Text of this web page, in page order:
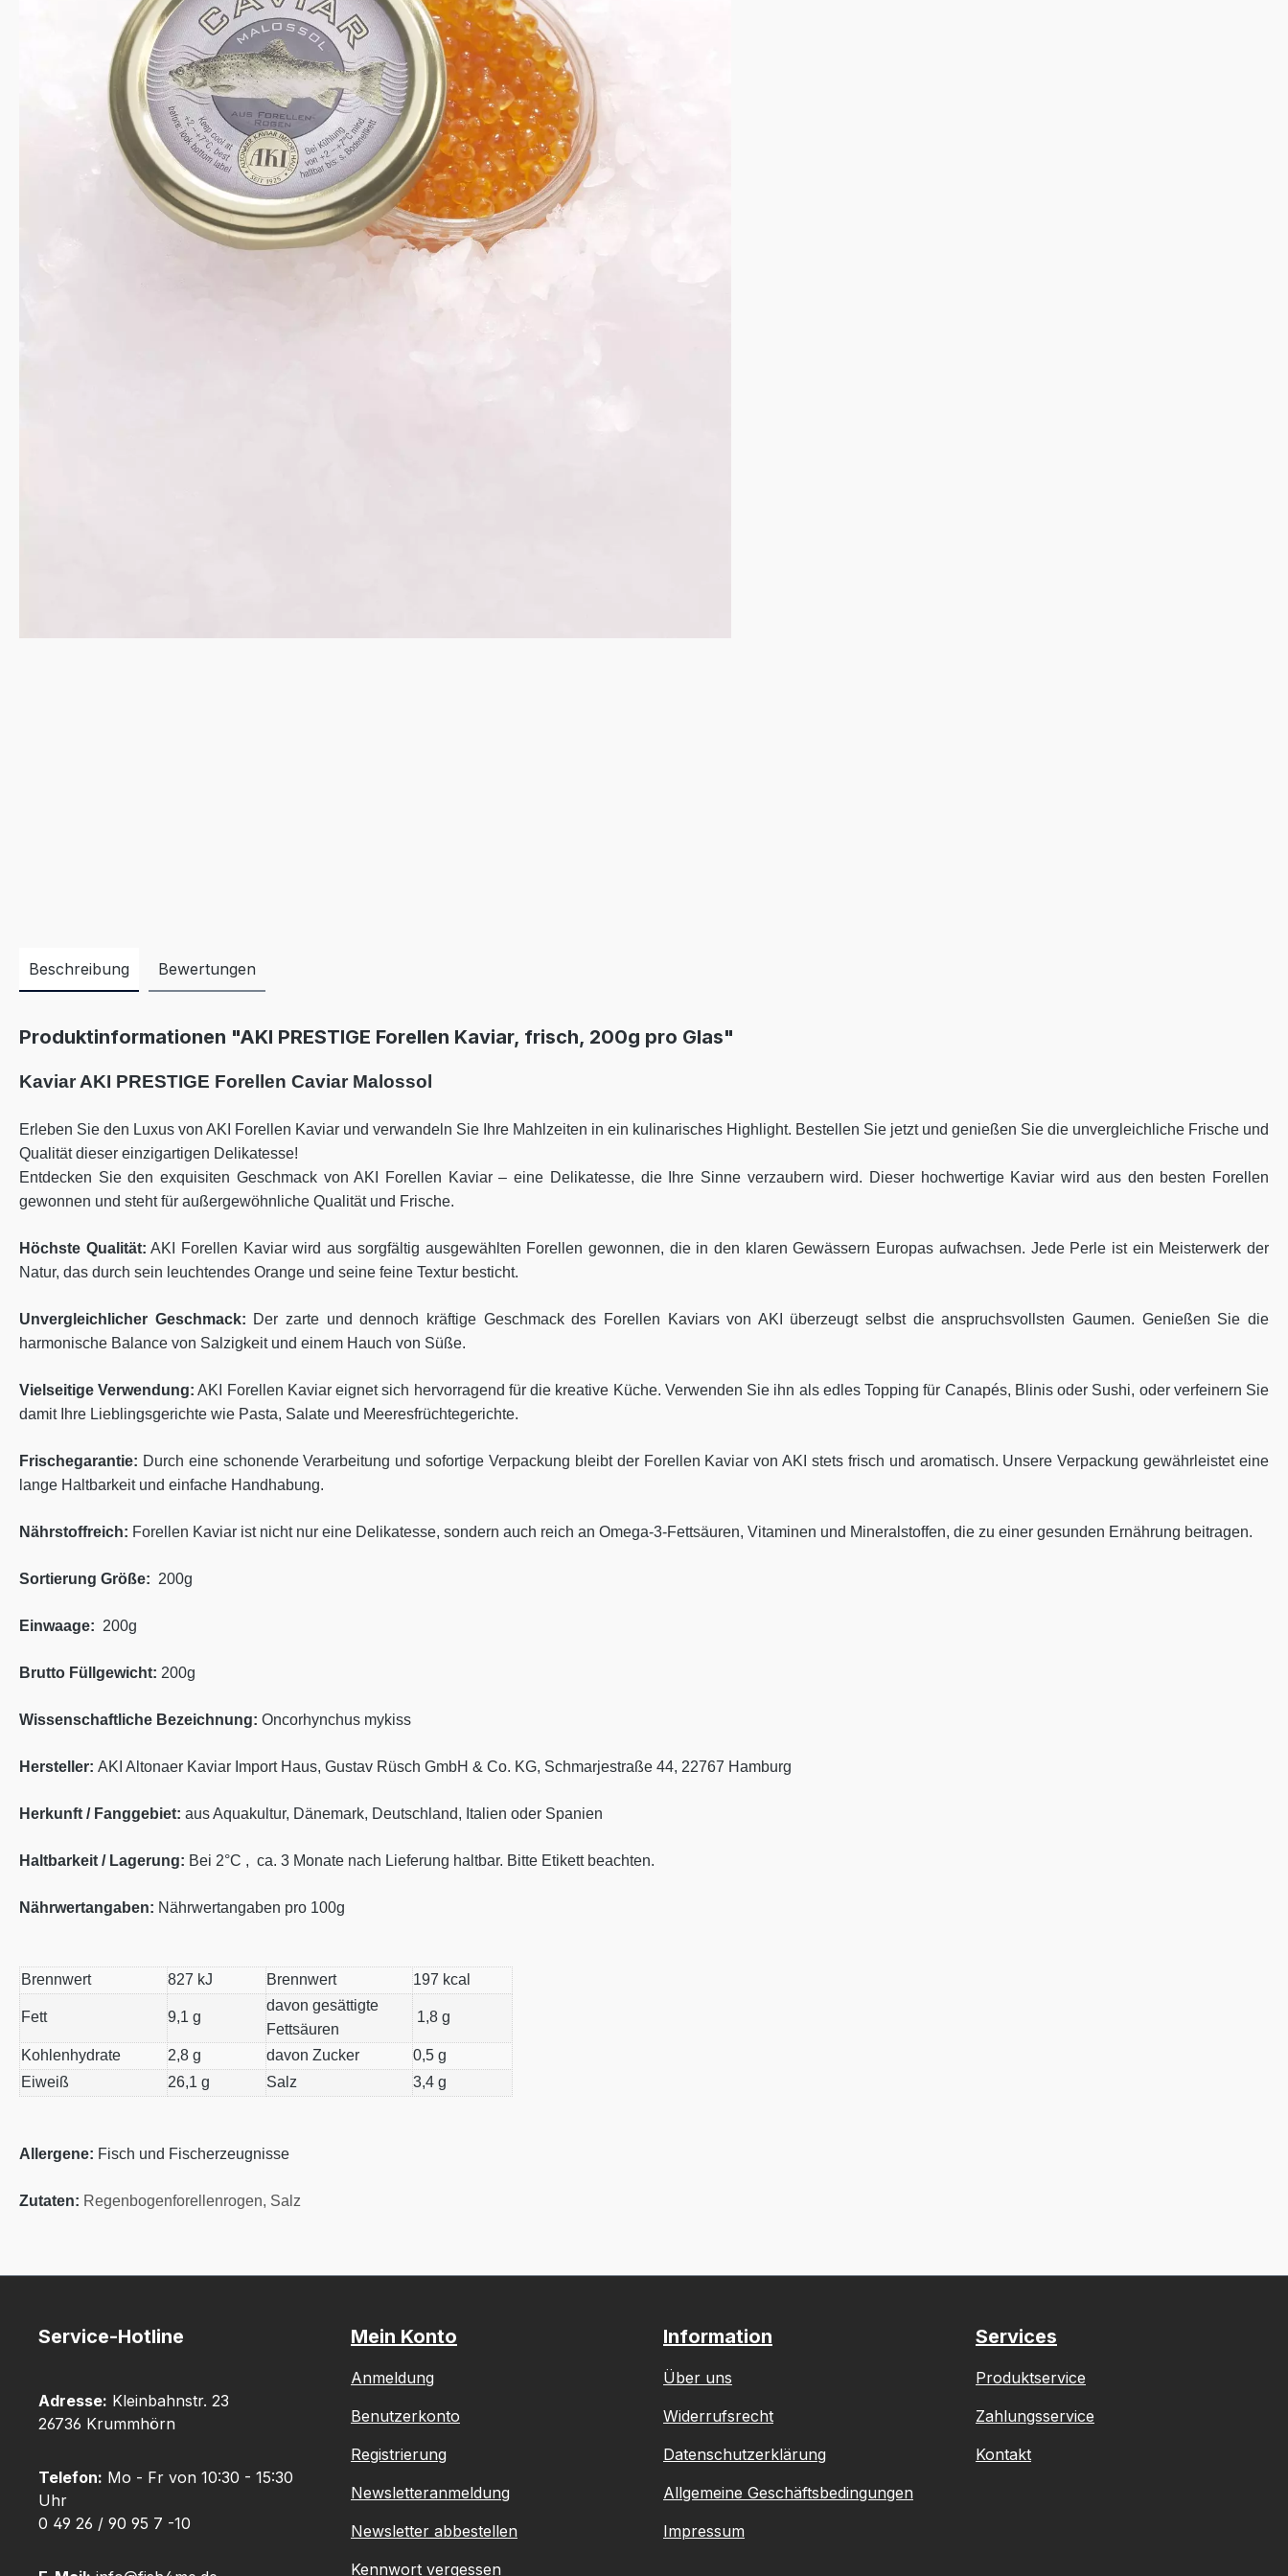
Beschreibung Bewertungen
Produktinformationen "AKI PRESTIGE Forellen Kaviar, frisch, 200g pro Glas"
Kaviar AKI PRESTIGE Forellen Caviar Malossol
Erleben Sie den Luxus von AKI Forellen Kaviar und verwandeln Sie Ihre Mahlzeiten in ein kulinarisches Highlight. Bestellen Sie jetzt und genießen Sie die unvergleichliche Frische und
Qualität dieser einzigartigen Delikatesse!
Entdecken Sie den exquisiten Geschmack von AKI Forellen Kaviar – eine Delikatesse, die Ihre Sinne verzaubern wird. Dieser hochwertige Kaviar wird aus den besten Forellen
gewonnen und steht für außergewöhnliche Qualität und Frische.
Höchste Qualität: AKI Forellen Kaviar wird aus sorgfältig ausgewählten Forellen gewonnen, die in den klaren Gewässern Europas aufwachsen. Jede Perle ist ein Meisterwerk der
Natur, das durch sein leuchtendes Orange und seine feine Textur besticht.
Unvergleichlicher Geschmack: Der zarte und dennoch kräftige Geschmack des Forellen Kaviars von AKI überzeugt selbst die anspruchsvollsten Gaumen. Genießen Sie die
harmonische Balance von Salzigkeit und einem Hauch von Süße.
Vielseitige Verwendung: AKI Forellen Kaviar eignet sich hervorragend für die kreative Küche. Verwenden Sie ihn als edles Topping für Canapés, Blinis oder Sushi, oder verfeinern Sie
damit Ihre Lieblingsgerichte wie Pasta, Salate und Meeresfrüchtegerichte.
Frischegarantie: Durch eine schonende Verarbeitung und sofortige Verpackung bleibt der Forellen Kaviar von AKI stets frisch und aromatisch. Unsere Verpackung gewährleistet eine
lange Haltbarkeit und einfache Handhabung.
Nährstoffreich: Forellen Kaviar ist nicht nur eine Delikatesse, sondern auch reich an Omega-3-Fettsäuren, Vitaminen und Mineralstoffen, die zu einer gesunden Ernährung beitragen.
Sortierung Größe: 200g
Einwaage: 200g
Brutto Füllgewicht: 200g
Wissenschaftliche Bezeichnung: Oncorhynchus mykiss
Hersteller: AKI Altonaer Kaviar Import Haus, Gustav Rüsch GmbH & Co. KG, Schmarjestraße 44, 22767 Hamburg
Herkunft / Fanggebiet: aus Aquakultur, Dänemark, Deutschland, Italien oder Spanien
Haltbarkeit / Lagerung: Bei 2°C , ca. 3 Monate nach Lieferung haltbar. Bitte Etikett beachten.
Nährwertangaben: Nährwertangaben pro 100g
Brennwert 827 kJ Brennwert 197 kcal
Fett 9,1 g
davon gesättigte
Fettsäuren
1,8 g
Kohlenhydrate 2,8 g davon Zucker
0,5 g
Eiweiß
26,1 g Salz 3,4 g
Allergene: Fisch und Fischerzeugnisse
Zutaten: Regenbogenforellenrogen, Salz
Service-Hotline
Adresse: Kleinbahnstr. 23
26736 Krummhörn
Telefon: Mo - Fr von 10:30 - 15:30
Uhr
0 49 26 / 90 95 7 -10
Mein Konto
Anmeldung
Benutzerkonto
Registrierung
Newsletteranmeldung
Newsletter abbestellen
Kennwort vergessen
Information
Über uns
Widerrufsrecht
Datenschutzerklärung
Allgemeine Geschäftsbedingungen
Impressum
Services
Produktservice
Zahlungsservice
Kontakt